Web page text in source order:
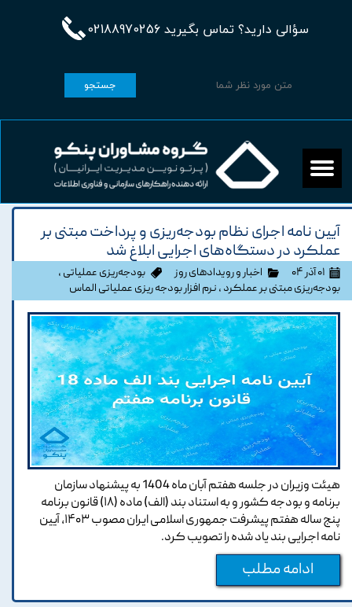
سؤالی دارید؟ تماس بگیرید 02188970256
جستجو
آیین نامه اجرای نظام بودجه‌ریزی و پرداخت مبتنی بر
عملکرد در دستگاه‌های اجرایی ابلاغ شد
۰۱ آذر ۰۴ اخبار و رویدادهای روز بودجه‌ریزی عملیاتی ،
بودجه‌ریزی مبتنی بر عملکرد ، نرم افزار بودجه ریزی عملیاتی الماس
هیئت وزیران در جلسه هفتم آبان ماه 1404 به پیشنهاد سازمان
برنامه و بودجه کشور و به استناد بند (الف) ماده (۱۸) قانون برنامه
پنج ساله هفتم پیشرفت جمهوری اسلامی ایران مصوب ۱۴۰۳، آیین
نامه اجرایی بند یاد شده را تصویب کرد.
ادامه مطلب